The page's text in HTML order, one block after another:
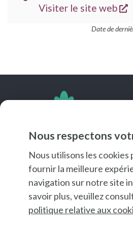
Nous respectons
Nous utilisons les cookies
fournir la meilleure
navigation sur notre site
savoir plus, veuillez
politique relative aux
SITE
Visiter le site web
Date de